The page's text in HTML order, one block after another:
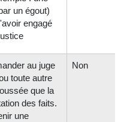
un égout)
engagé
au juge
toute autre
que la
des faits.
une
Non